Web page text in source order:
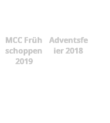
MCC Früh
schoppen
2019
Adventsfe
ier 2018